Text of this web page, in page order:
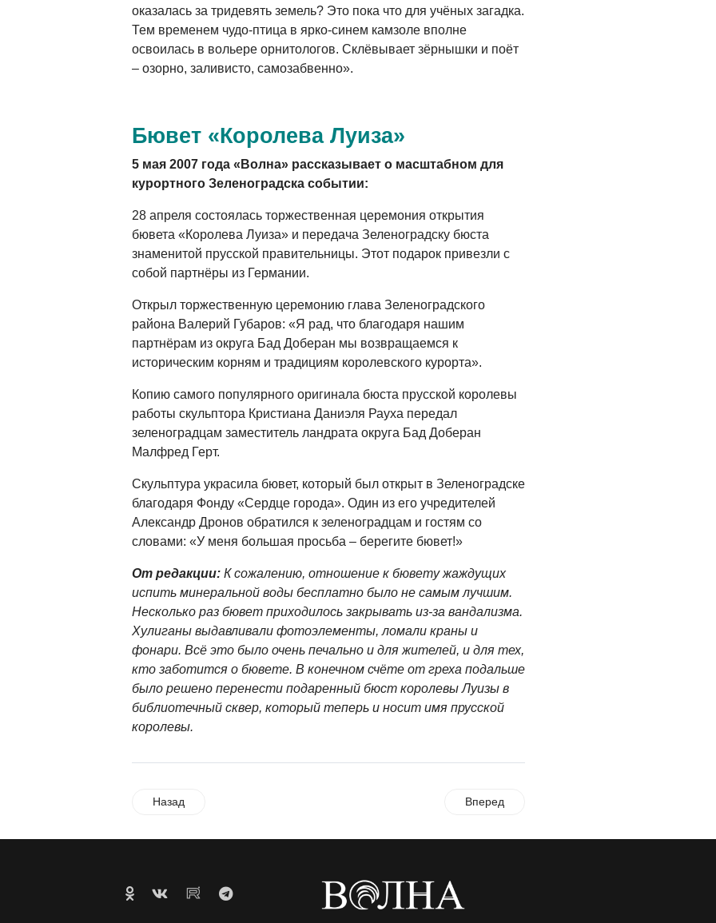
оказалась за тридевять земель? Это пока что для учёных загадка.
Тем временем чудо-птица в ярко-синем камзоле вполне
освоилась в вольере орнитологов. Склёвывает зёрнышки и поёт
– озорно, заливисто, самозабвенно».
Бювет «Королева Луиза»
5 мая 2007 года «Волна» рассказывает о масштабном для
курортного Зеленоградска событии:
28 апреля состоялась торжественная церемония открытия
бювета «Королева Луиза» и передача Зеленоградску бюста
знаменитой прусской правительницы. Этот подарок привезли с
собой партнёры из Германии.
Открыл торжественную церемонию глава Зеленоградского
района Валерий Губаров: «Я рад, что благодаря нашим
партнёрам из округа Бад Доберан мы возвращаемся к
историческим корням и традициям королевского курорта».
Копию самого популярного оригинала бюста прусской королевы
работы скульптора Кристиана Даниэля Рауха передал
зеленоградцам заместитель ландрата округа Бад Доберан
Малфред Герт.
Скульптура украсила бювет, который был открыт в Зеленоградске
благодаря Фонду «Сердце города». Один из его учредителей
Александр Дронов обратился к зеленоградцам и гостям со
словами: «У меня большая просьба – берегите бювет!»
От редакции:К сожалению, отношение к бювету жаждущих
испить минеральной воды бесплатно было не самым лучшим.
Несколько раз бювет приходилось закрывать из-за вандализма.
Хулиганы выдавливали фотоэлементы, ломали краны и
фонари. Всё это было очень печальнои для жителей, и для тех,
кто заботится о бювете. В конечном счёте от греха подальше
было решено перенести подаренный бюст королевы Луизы в
библиотечный сквер, который теперь и носит имя прусской
королевы.
Назад Вперед